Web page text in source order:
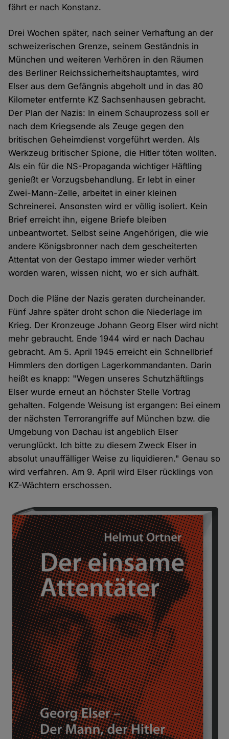
fährt er nach Konstanz.
Drei Wochen später, nach seiner Verhaftung an der
schweizerischen Grenze, seinem Geständnis in
München und weiteren Verhören in den Räumen
des Berliner Reichssicherheitshauptamtes, wird
Elser aus dem Gefängnis abgeholt und in das 80
Kilometer entfernte KZ Sachsenhausen gebracht.
Der Plan der Nazis: In einem Schauprozess soll er
nach dem Kriegsende als Zeuge gegen den
britischen Geheimdienst vorgeführt werden. Als
Werkzeug britischer Spione, die Hitler töten wollten.
Als ein für die NS-Propaganda wichtiger Häftling
genießt er Vorzugsbehandlung. Er lebt in einer
Zwei-Mann-Zelle, arbeitet in einer kleinen
Schreinerei. Ansonsten wird er völlig isoliert. Kein
Brief erreicht ihn, eigene Briefe bleiben
unbeantwortet. Selbst seine Angehörigen, die wie
andere Königsbronner nach dem gescheiterten
Attentat von der Gestapo immer wieder verhört
worden waren, wissen nicht, wo er sich aufhält.
Doch die Pläne der Nazis geraten durcheinander.
Fünf Jahre später droht schon die Niederlage im
Krieg. Der Kronzeuge Johann Georg Elser wird nicht
mehr gebraucht. Ende 1944 wird er nach Dachau
gebracht. Am 5. April 1945 erreicht ein Schnellbrief
Himmlers den dortigen Lagerkommandanten. Darin
heißt es knapp: "Wegen unseres Schutzhäftlings
Elser wurde erneut an höchster Stelle Vortrag
gehalten. Folgende Weisung ist ergangen: Bei einem
der nächsten Terrorangriffe auf München bzw. die
Umgebung von Dachau ist angeblich Elser
verunglückt. Ich bitte zu diesem Zweck Elser in
absolut unauffälliger Weise zu liquidieren." Genau so
wird verfahren. Am 9. April wird Elser rücklings von
KZ-Wächtern erschossen.